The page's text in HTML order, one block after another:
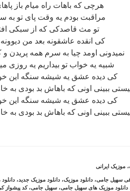
هرچی که باهات راه میام باز
مراقبت بودم یه وقت پای تو به
تو مث قاصدکی که از سبکی
کی انقده عاشقونه بعد من دیوونه
نمیدونی اومد چیا به سرم همه پریدن
شبیه یه خواب تو بیداریم یه روزی
کی دیده عشق یه شیشه سنگه این
ببینی اونی که باهاش بد بودی به
کی دیده عشق یه شیشه سنگه این
ببینی اونی که باهاش بد بودی به
،موزیک ایرانی
سهیل جامی،دانلود موزیک،دانلود موزیک جدید،
دانلود موزیک های سهیل جامی،سهیل جامی،کد پیشواز